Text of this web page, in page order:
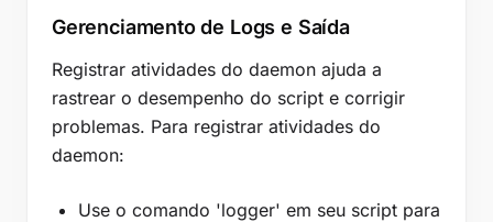
Gerenciamento de Logs e Saída
Registrar atividades do daemon ajuda a
rastrear o desempenho do script e corrigir
problemas. Para registrar atividades do
daemon:
Use o comando 'logger' em seu script para